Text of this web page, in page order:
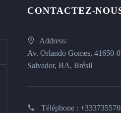
CONTACTEZ-
Address:
Av. Orlando Gomes, 41650-
Salvador, BA, Brésil
Téléphone :